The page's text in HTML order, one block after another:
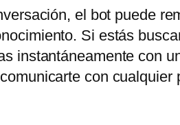
el bot puede
Si estás
instantáneamente con
con